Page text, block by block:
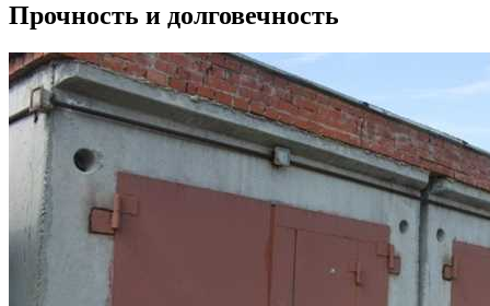
Прочность и долговечность